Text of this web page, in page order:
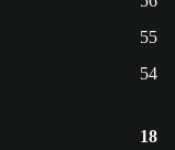
55
54
18